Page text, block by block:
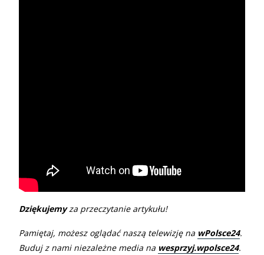
Dziękujemyza przeczytanie artykułu!
Pamiętaj, możesz oglądać naszą telewizję na wPolsce24.
Buduj z nami niezależne media na wesprzyj.wpolsce24.